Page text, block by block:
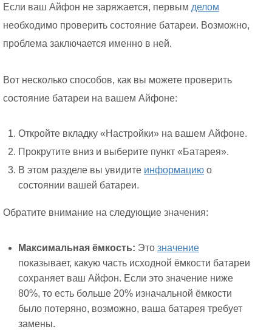
Если ваш Айфон не заряжается, первым делом
необходимо проверить состояние батареи. Возможно,
проблема заключается именно в ней.
Вот несколько способов, как вы можете проверить
состояние батареи на вашем Айфоне:
Откройте вкладку «Настройки» на вашем Айфоне.
Прокрутите вниз и выберите пункт «Батарея».
В этом разделе вы увидите информацию о
состоянии вашей батареи.
Обратите внимание на следующие значения:
Максимальная ёмкость: Это значение
показывает, какую часть исходной ёмкости батареи
сохраняет ваш Айфон. Если это значение ниже
80%, то есть больше 20% изначальной ёмкости
было потеряно, возможно, ваша батарея требует
замены.